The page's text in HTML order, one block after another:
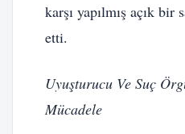
karşı yapılmış açık bir
etti.
Uyuşturucu Ve Suç
Mücadele